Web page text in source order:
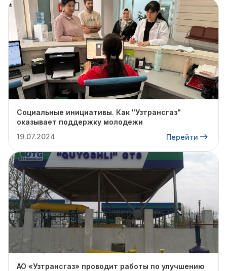
Социальные инициативы. Как "Узтрансгаз"
оказывает поддержку молодежи
19.07.2024
Перейти
АО «Узтрансгаз» проводит работы по улучшению